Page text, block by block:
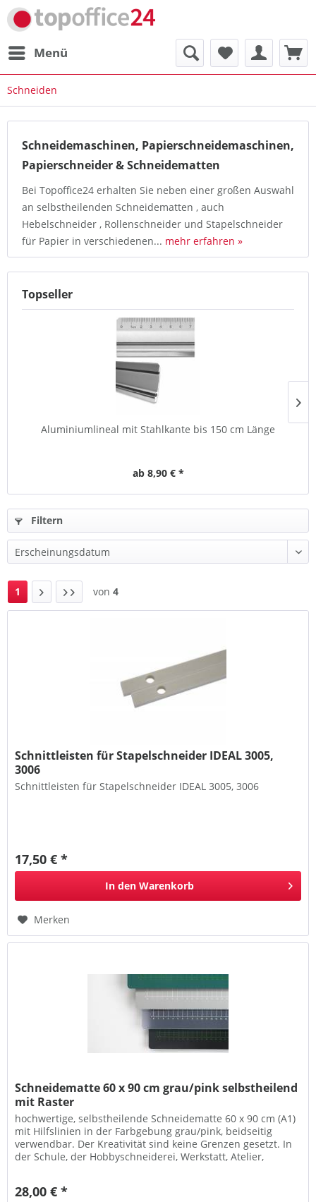
Menü
Schneiden
Schneidemaschinen, Papierschneidemaschinen,
Papierschneider & Schneidematten
Bei Topoffice24 erhalten Sie neben einer großen Auswahl
an selbstheilenden Schneidematten , auch
Hebelschneider , Rollenschneider und Stapelschneider
für Papier in verschiedenen... mehr erfahren »
Topseller
Aluminiumlineal mit Stahlkante bis 150 cm Länge
ab 8,90 € *
Filtern
1 von 4
Schnittleisten für Stapelschneider IDEAL 3005,
3006
Schnittleisten für Stapelschneider IDEAL 3005, 3006
17,50 € *
In den Warenkorb
Merken
Schneidematte 60 x 90 cm grau/pink selbstheilend
mit Raster
hochwertige, selbstheilende Schneidematte 60 x 90 cm (A1)
mit Hilfslinien in der Farbgebung grau/pink, beidseitig
verwendbar. Der Kreativität sind keine Grenzen gesetzt. In
der Schule, der Hobbyschneiderei, Werkstatt, Atelier,
28,00 € *